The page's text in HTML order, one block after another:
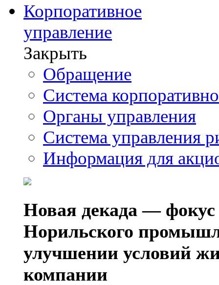
Корпоративное
управление
Закрыть
Обращение
Система
Органы управления
Система управления
Информация для
Новая декада — фокус
Норильского
улучшении условий
компании